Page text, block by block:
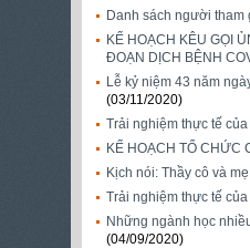
Danh sách người tham
KẾ HOẠCH KÊU GỌI
ĐOẠN DỊCH BỆNH
Lễ kỷ niệm 43 năm
(03/11/2020)
Trải nghiệm thực tế
KẾ HOẠCH TỔ CHỨC
Kịch nói: Thầy cô và
Trải nghiệm thực tế
Những ngành học
(04/09/2020)